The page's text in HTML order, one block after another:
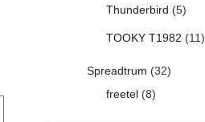
Thunderbird (5)
TOOKY T1982 (11)
Spreadtrum (32)
freetel(8)